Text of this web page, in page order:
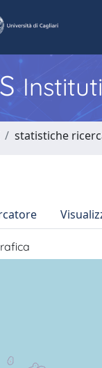
statistiche